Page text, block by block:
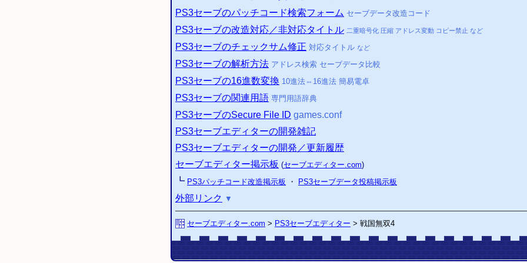
PS3セーブのパッチコード検索フォーム セーブデータ改造コード
PS3セーブの改造対応／非対応タイトル 二重暗号化 圧縮 アドレス変動 コピー禁止 など
PS3セーブのチェックサム修正 対応タイトル など
PS3セーブの解析方法 アドレス検索 セーブデータ比較
PS3セーブの16進数変換 10進法⇔16進法 簡易電卓
PS3セーブの関連用語 専門用語辞典
PS3セーブのSecure File ID games.conf
PS3セーブエディターの開発雑記
PS3セーブエディターの開発／更新履歴
セーブエディター掲示板 (セーブエディター.com)
┗ PS3パッチコード改造掲示板 ・ PS3セーブデータ投稿掲示板
外部リンク ▼
セーブエディター.com > PS3セーブエディター > 戦国無双4